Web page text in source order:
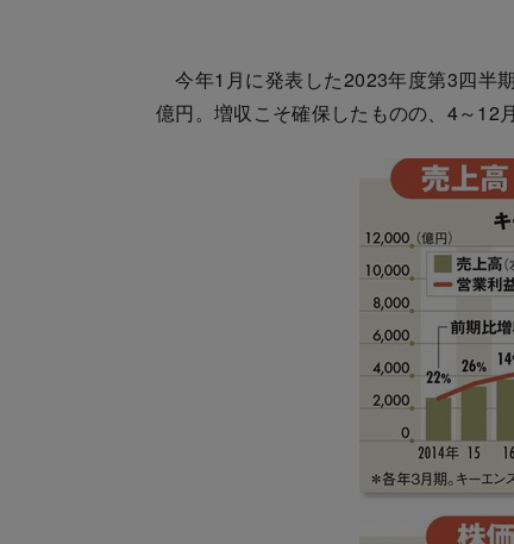
今年1月に発表した2023年度第3四半
億円。増収こそ確保したものの、4～12